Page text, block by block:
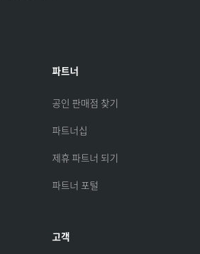
파트너
공인 판매점 찾기
파트너십
제휴 파트너 되기
파트너 포털
고객